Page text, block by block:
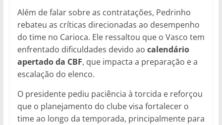
Além de falar sobre as contratações, Pedrinho
rebateu as críticas direcionadas ao desempenho
do time no Carioca. Ele ressaltou que o Vasco tem
enfrentado dificuldades devido ao calendário
apertado da CBF, que impacta a preparação e a
escalação do elenco.
O presidente pediu paciência à torcida e reforçou
que o planejamento do clube visa fortalecer o
time ao longo da temporada, principalmente para